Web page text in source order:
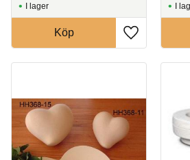
Lägg till i
I lager
Köp
I